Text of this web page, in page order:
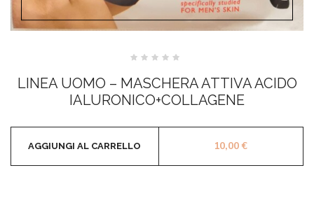
su
5
LINEA UOMO – MASCHERA ATTIVA ACIDO
IALURONICO+COLLAGENE
10,00€
AGGIUNGI AL CARRELLO